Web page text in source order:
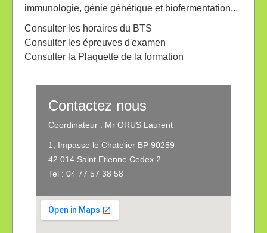
immunologie, génie génétique et biofermentation...
Consulter les horaires du BTS
Consulter les épreuves d'examen
Consulter la Plaquette de la formation
Contactez nous
Coordinateur : Mr ORUS Laurent
1, Impasse le Chatelier BP 90259
42 014 Saint Etienne Cedex 2
Tel : 04 77 57 38 58